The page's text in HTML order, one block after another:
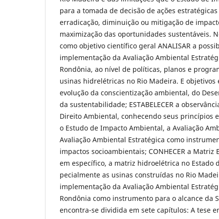
para a tomada de decisão de ações
erradicação, diminuição ou mitigação de
maximização das oportunidades sustentáveis.
como objetivo científico geral ANALISAR a
implementação da Avaliação Ambiental
Rondônia, ao nível de políticas, planos e
usinas hidrelétricas no Rio Madeira. E objetivos
evolução da conscientização ambiental, do
da sustentabilidade; ESTABELECER a
Direito Ambiental, conhecendo seus princí­pios
o Estudo de Impacto Ambiental, a Avaliação
Avaliação Ambiental Estratégica como
impactos socioambientais; CONHECER a
em específico, a matriz hidroelétrica no Estado
pecialmente as usinas construídas no Rio
implementação da Avaliação Ambiental
Rondônia como instrumento para o alcance da
encontra-se dividida em sete capí­tulos: A tese